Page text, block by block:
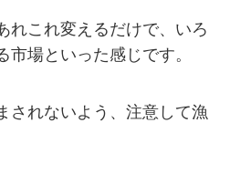
れこれ変えるだけで、いろ
場といった感じです。
されないよう、注意して漁